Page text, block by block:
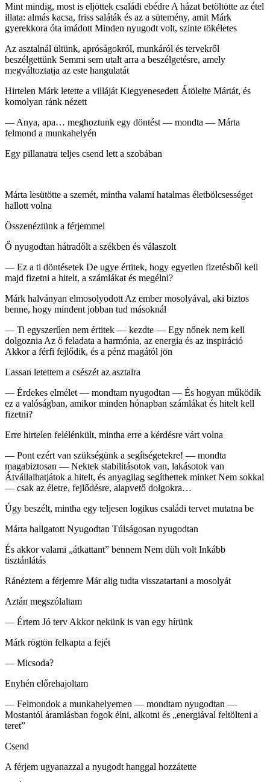
Mint mindig, most is eljöttek családi ebédre A házat betöltötte az étel
illata: almás kacsa, friss saláták és az a sütemény, amit Márk
gyerekkora óta imádott Minden nyugodt volt, szinte tökéletes
Az asztalnál ültünk, apróságokról, munkáról és tervekről
beszélgettünk Semmi sem utalt arra a beszélgetésre, amely
megváltoztatja az este hangulatát
Hirtelen Márk letette a villáját Kiegyenesedett Átölelte Mártát, és
komolyan ránk nézett
— Anya, apa… meghoztunk egy döntést — mondta — Márta
felmond a munkahelyén
Egy pillanatra teljes csend lett a szobában
Márta lesütötte a szemét, mintha valami hatalmas életbölcsességet
hallott volna
Összenéztünk a férjemmel
Ő nyugodtan hátradőlt a székben és válaszolt
— Ez a ti döntésetek De ugye értitek, hogy egyetlen fizetésből kell
majd fizetni a hitelt, a számlákat és megélni?
Márk halványan elmosolyodott Az ember mosolyával, aki biztos
benne, hogy mindent jobban tud másoknál
— Ti egyszerűen nem értitek — kezdte — Egy nőnek nem kell
dolgoznia Az ő feladata a harmónia, az energia és az inspiráció
Akkor a férfi fejlődik, és a pénz magától jön
Lassan letettem a csészét az asztalra
— Érdekes elmélet — mondtam nyugodtan — És hogyan működik
ez a valóságban, amikor minden hónapban számlákat és hitelt kell
fizetni?
Erre hirtelen felélénkült, mintha erre a kérdésre várt volna
— Pont ezért van szükségünk a segítségetekre! — mondta
magabiztosan — Nektek stabilitásotok van, lakásotok van
Átvállalhatjátok a hitelt, és anyagilag segíthettek minket Nem sokkal
— csak az életre, fejlődésre, alapvető dolgokra…
Úgy beszélt, mintha egy teljesen logikus családi tervet mutatna be
Márta hallgatott Nyugodtan Túlságosan nyugodtan
És akkor valami „átkattant” bennem Nem düh volt Inkább
tisztánlátás
Ránéztem a férjemre Már alig tudta visszatartani a mosolyát
Aztán megszólaltam
— Értem Jó terv Akkor nekünk is van egy hírünk
Márk rögtön felkapta a fejét
— Micsoda?
Enyhén előrehajoltam
— Felmondok a munkahelyemen — mondtam nyugodtan —
Mostantól áramlásban fogok élni, alkotni és „energiával feltölteni a
teret”
Csend
A férjem ugyanazzal a nyugodt hanggal hozzátette